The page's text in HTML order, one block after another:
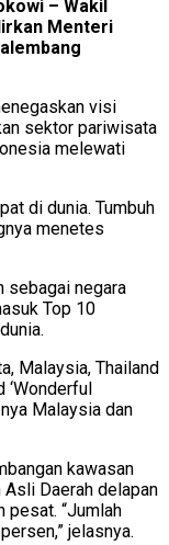
– Wakil
Menteri
visi
sektor pariwisata
melewati
di dunia. Tumbuh
menetes
sebagai negara
Top 10
Malaysia, Thailand
‘Wonderful
nya Malaysia dan
kawasan
Daerah delapan
pesat. “Jumlah
jelasnya.